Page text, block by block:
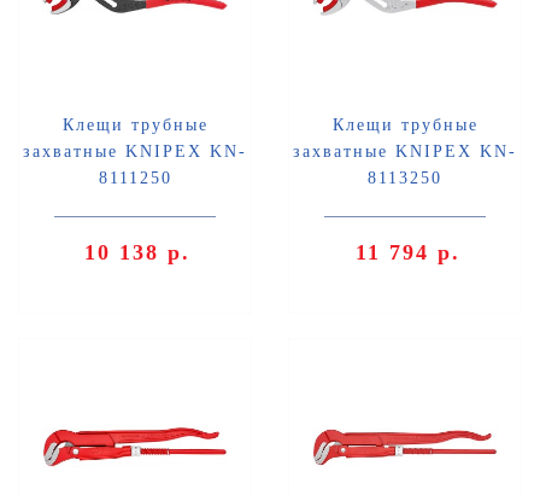
Клещи трубные
захватные KNIPEX KN-
8111250
10 138 р.
Клещи трубные
захватные KNIPEX KN-
8113250
11 794 р.